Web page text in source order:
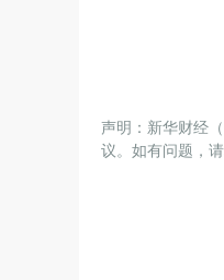
声明：新华财经
议。如有问题，